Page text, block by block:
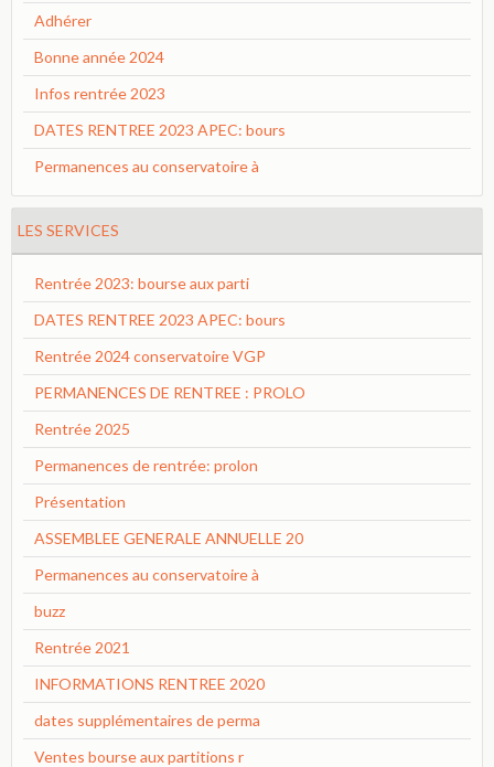
Adhérer
Bonne année 2024
Infos rentrée 2023
DATES RENTREE 2023 APEC: bours
Permanences au conservatoire à
LES SERVICES
Rentrée 2023: bourse aux parti
DATES RENTREE 2023 APEC: bours
Rentrée 2024 conservatoire VGP
PERMANENCES DE RENTREE : PROLO
Rentrée 2025
Permanences de rentrée: prolon
Présentation
ASSEMBLEE GENERALE ANNUELLE 20
Permanences au conservatoire à
buzz
Rentrée 2021
INFORMATIONS RENTREE 2020
dates supplémentaires de perma
Ventes bourse aux partitions r